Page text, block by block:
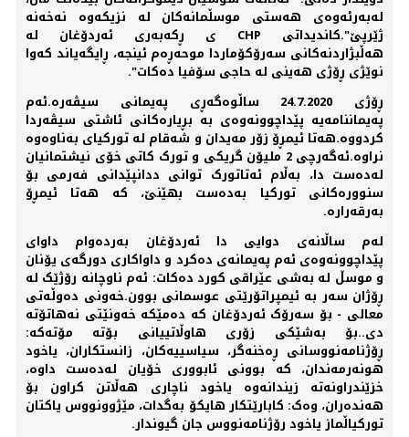
لەبەرئەوەی هەستی موسڵمانەکان لە نزیکەوە نەخەنە
ژێرپێ".کاندیداتی CHP ی ڕکەبەری ئەردۆغان لە
هەڵبژاردنەکانی سەرۆکۆماردا موحەڕەم ئینجە، ڕایگەیاند کەوا
نوێژی ڕۆژی هەینی لە حاجی سۆفیا دەکات".
ڕۆژی 24.7.2020 ساڵوەگەڕی پەیمانی سیڤەرە.ئەم
پەیماننامەیە پێداچوونەوەی بە بڕیارەکانی ئاشتی سیڤەردا
کردووە.ھەتا ئیمڕۆ زۆر مەیدان و شەقام لە تورکیای بەناوەوە
نراوە.ئەگەرچی 2 ملیۆن گریکی و تورک کاتی خۆی نیشتمانیان
لەدەست دا، بەڵام ئەتاتورک توانی ددانپێدانی فەرمی بۆ
سنوورەکانی تورکیا بەدەست بھێنێ، کە هەتا ئیمڕۆ
بەرقەرارە.
لەم ساڵانەی دوایی دا ئەردۆغان بەردەوام داوای
پێداچوونەوەی ئەم پەیمانەی دەکرد و داواکاری دورگەی یۆنان
و موسڵ لە بەشی عێراقی کورد دەکات: ئەم ناوچانە رۆژێک لە
ڕۆژان سەر بە ئیمپراتۆرێتی عوسمانی بوون.خەونی دەوڵەتی
معالی - بۆ سەرۆک ئەردۆغان کە دەمێکە خەونێتی نەھاتۆتە
دی..بۆ بەشێکی زۆری ھاوڵاتییانی بۆتە مۆتەکە:
ڕۆژنامەنووسانی ڕەخنەگر، سیاسییەکان، زانستکاران، یاخود
ھونەرمەندان، کە بوونی ئابووری خۆیان لەدەست داوە،
خزێندراونەتە زیندانەوە یاخود ناچاری ھەڵاتن کراون بۆ
ھەندەران، وەک: کابارێتکار ھایکۆ بەگدات، مێژوونووس یاکتان
تورکیاڵماز یاخود رۆژنامەنووس جان گیوندار.